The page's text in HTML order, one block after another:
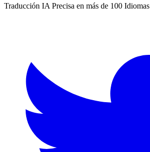
Traducción IA Precisa en más de 100 Idiomas